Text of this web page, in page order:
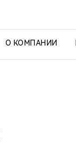
О КОМПАНИИ